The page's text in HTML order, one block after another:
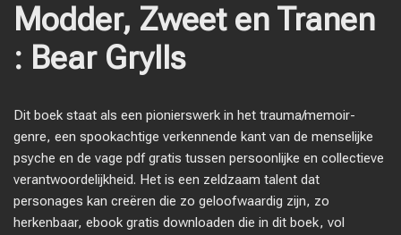
Modder, Zweet en Tranen
: Bear Grylls
Dit boek staat als een pionierswerk in het trauma/memoir-
genre, een spookachtige verkennende kant van de menselijke
psyche en de vage pdf gratis tussen persoonlijke en collectieve
verantwoordelijkheid. Het is een zeldzaam talent dat
personages kan creëren die zo geloofwaardig zijn, zo
herkenbaar, ebook gratis downloaden die in dit boek, vol